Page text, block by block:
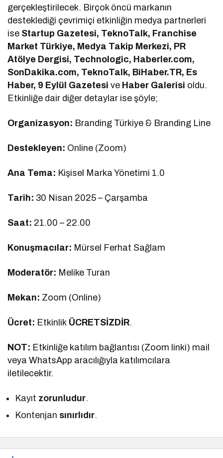
gerçekleştirilecek. Birçok öncü markanın
desteklediği çevrimiçi etkinliğin medya partnerleri
ise Startup Gazetesi, TeknoTalk, Franchise
Market Türkiye, Medya Takip Merkezi, PR
Atölye Dergisi, Technologic, Haberler.com,
SonDakika.com, TeknoTalk, BiHaber.TR, Es
Haber, 9 Eylül Gazetesi ve Haber Galerisi oldu.
Etkinliğe dair diğer detaylar ise şöyle;
Organizasyon: Branding Türkiye & Branding Line
Destekleyen: Online (Zoom)
Ana Tema: Kişisel Marka Yönetimi 1.0
Tarih: 30 Nisan 2025 – Çarşamba
Saat: 21.00 – 22.00
Konuşmacılar: Mürsel Ferhat Sağlam
Moderatör: Melike Turan
Mekan: Zoom (Online)
Ücret: Etkinlik ÜCRETSİZDİR.
NOT: Etkinliğe katılım bağlantısı (Zoom linki) mail
veya WhatsApp aracılığıyla katılımcılara
iletilecektir.
Kayıt zorunludur.
Kontenjan sınırlıdır.